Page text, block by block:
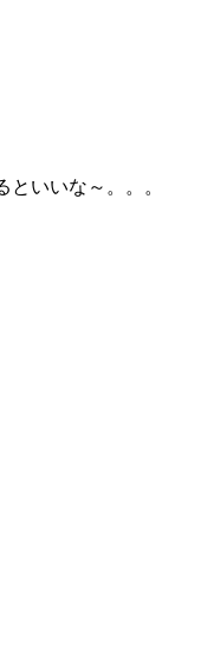
いいな～。。。